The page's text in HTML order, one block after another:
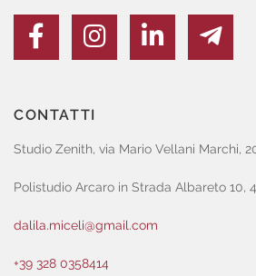
CONTATTI
Studio Zenith, via Mario Vellani Marchi,
Polistudio Arcaro in Strada Albareto 10,
dalila.miceli@gmail.com
+39 328 0358414